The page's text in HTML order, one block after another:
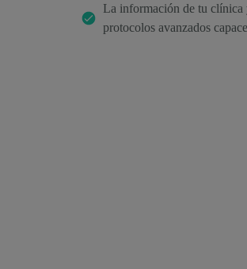
La información de tu clínica
protocolos avanzados